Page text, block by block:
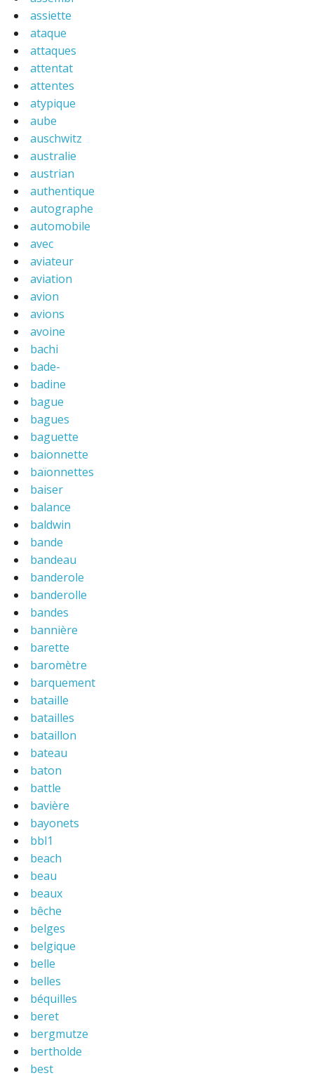
assiette
ataque
attaques
attentat
attentes
atypique
aube
auschwitz
australie
austrian
authentique
autographe
automobile
avec
aviateur
aviation
avion
avions
avoine
bachi
bade-
badine
bague
bagues
baguette
baionnette
baïonnettes
baiser
balance
baldwin
bande
bandeau
banderole
banderolle
bandes
bannière
barette
baromètre
barquement
bataille
batailles
bataillon
bateau
baton
battle
bavière
bayonets
bbl1
beach
beau
beaux
bêche
belges
belgique
belle
belles
béquilles
beret
bergmutze
bertholde
best